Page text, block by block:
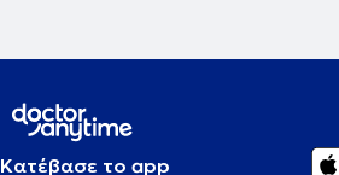
Κατέβασε το app